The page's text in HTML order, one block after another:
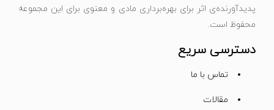
پدیدآورنده‌ی اثر برای بهره‌برداری مادی و معنوی برای این مجموعه
محفوظ است.
دسترسی سریع
تماس با ما
مقالات